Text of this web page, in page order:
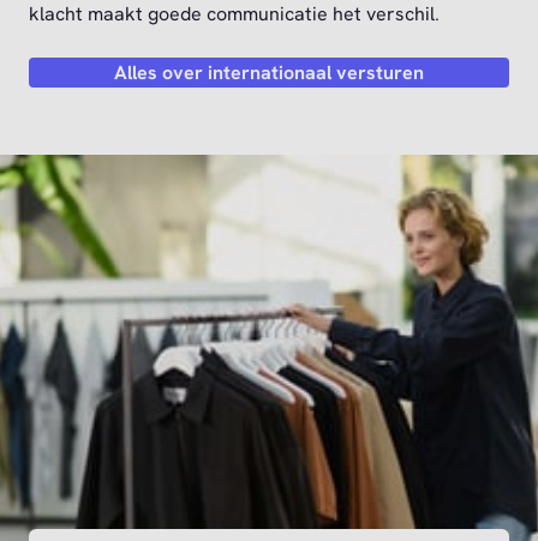
klacht maakt goede communicatie het verschil.
Alles over internationaal versturen